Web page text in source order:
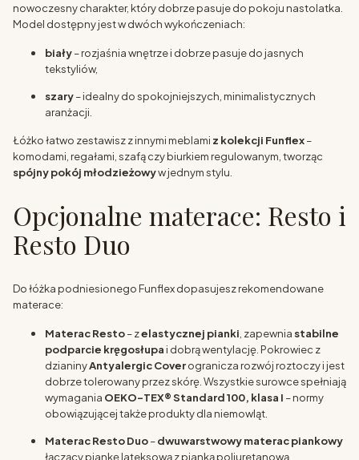
nowoczesny charakter, który dobrze pasuje do pokoju nastolatka.
Model dostępny jest w dwóch wykończeniach:
biały– rozjaśnia wnętrze i dobrze pasuje do jasnych
tekstyliów,
szary– idealny do spokojniejszych, minimalistycznych
aranżacji.
Łóżko łatwo zestawisz z innymi meblami z kolekcji Funflex–
komodami, regałami, szafą czy biurkiem regulowanym, tworząc
spójny pokój młodzieżowyw jednym stylu.
Opcjonalne materace: Resto i
Resto Duo
Do łóżka podniesionego Funflex dopasujesz rekomendowane
materace:
Materac Resto– zelastycznej pianki , zapewnia stabilne
podparcie kręgosłupa i dobrą wentylację. Pokrowiec z
dzianinyAntyalergic Coverogranicza rozwój roztoczy i jest
dobrze tolerowany przez skórę. Wszystkie surowce spełniają
wymagania OEKO-TEX® Standard 100, klasa I – normy
obowiązującej także produkty dla niemowląt.
Materac Resto Duo–dwuwarstwowy materac piankowy
łączący piankę lateksową z pianką poliuretanową